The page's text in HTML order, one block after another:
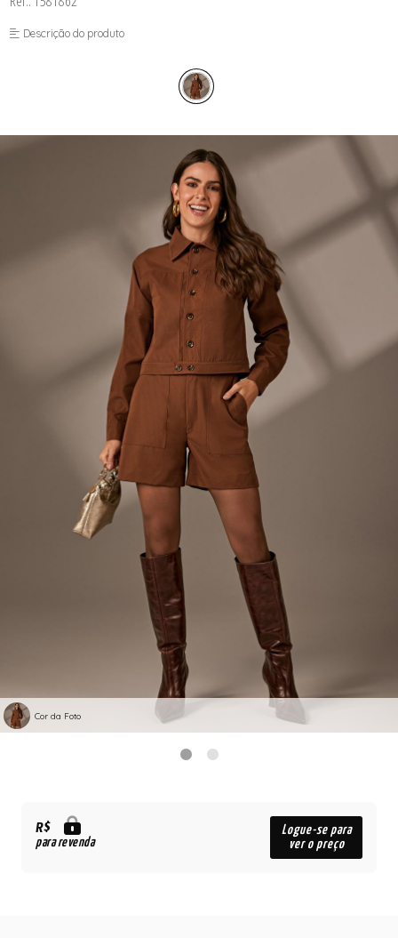
FUSEA-AGOSTO I-
LONGO-AGOSTO I-
MACAC-AGOSTO I-
Descrição do produto
Cor da Foto
R$
para revenda
Logue-se para
ver o preço